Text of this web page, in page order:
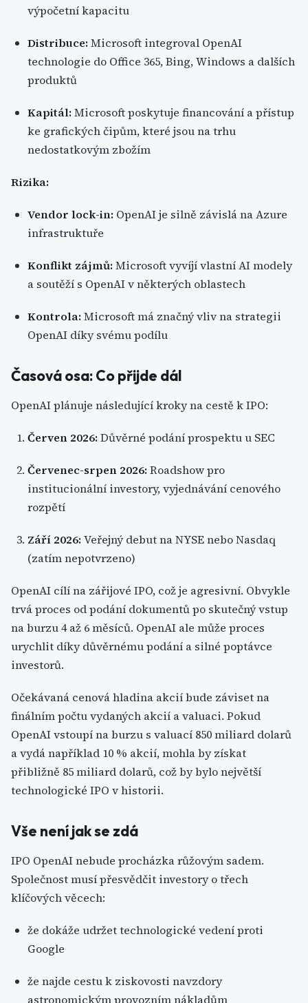
výpočetní kapacitu
Distribuce: Microsoft integroval OpenAI
technologie do Office 365, Bing, Windows a dalších
produktů
Kapitál: Microsoft poskytuje financování a přístup
ke grafických čipům, které jsou na trhu
nedostatkovým zbožím
Rizika:
Vendor lock-in: OpenAI je silně závislá na Azure
infrastruktuře
Konflikt zájmů: Microsoft vyvíjí vlastní AI modely
a soutěží s OpenAI v některých oblastech
Kontrola: Microsoft má značný vliv na strategii
OpenAI díky svému podílu
Časová osa: Co přijde dál
OpenAI plánuje následující kroky na cestě k IPO:
Červen 2026: Důvěrné podání prospektu u SEC
Červenec-srpen 2026: Roadshow pro
institucionální investory, vyjednávání cenového
rozpětí
Září 2026: Veřejný debut na NYSE nebo Nasdaq
(zatím nepotvrzeno)
OpenAI cílí na zářijové IPO, což je agresivní. Obvykle
trvá proces od podání dokumentů po skutečný vstup
na burzu 4 až 6 měsíců. OpenAI ale může proces
urychlit díky důvěrnému podání a silné poptávce
investorů.
Očekávaná cenová hladina akcií bude záviset na
finálním počtu vydaných akcií a valuaci. Pokud
OpenAI vstoupí na burzu s valuací 850 miliard dolarů
a vydá například 10 % akcií, mohla by získat
přibližně 85 miliard dolarů, což by bylo největší
technologické IPO v historii.
Vše není jak se zdá
IPO OpenAI nebude procházka růžovým sadem.
Společnost musí přesvědčit investory o třech
klíčových věcech:
že dokáže udržet technologické vedení proti
Google
že najde cestu k ziskovosti navzdory
astronomickým provozním nákladům